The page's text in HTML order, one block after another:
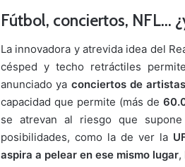
Fútbol, conciertos, NFL…
La innovadora y atrevida idea del
césped y techo retráctiles
anunciado ya conciertos de
capacidad que permite (más de
se atrevan al riesgo que
posibilidades, como la de ver la
aspira a pelear en ese mismo lugar,